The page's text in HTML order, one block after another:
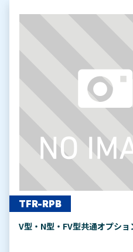
TFR-RPB
V型・N型・FV型共通オプショ